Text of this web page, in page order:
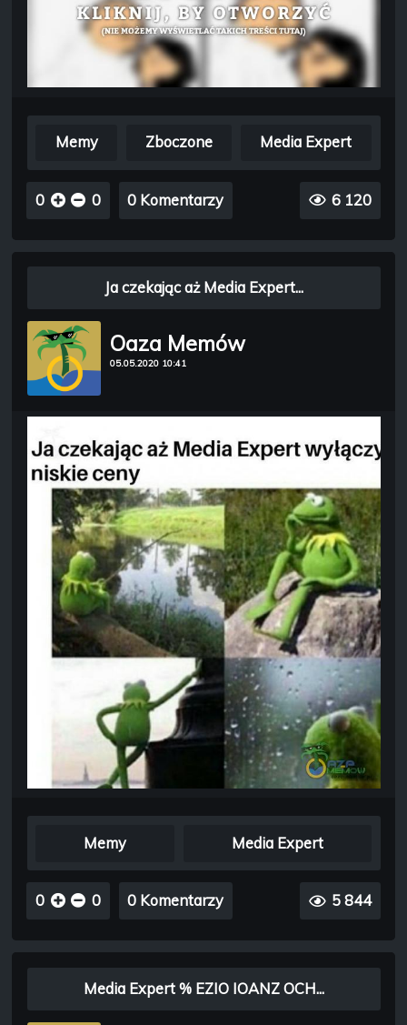
Memy Zboczone Media Expert
0 0 0 Komentarzy 6 120
Oaza Memów
05.05.2020 10:41
Ja czekając aż Media Expert...
Memy Media Expert
0 0 0 Komentarzy 5 844
Media Expert % EZIO IOANZ OCH...